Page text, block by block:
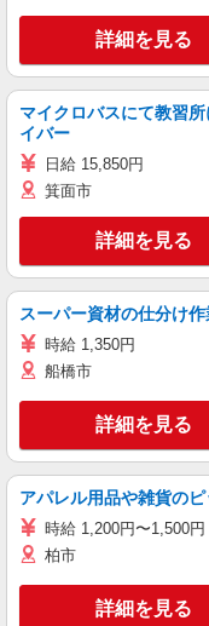
詳細を見る
マイクロバスにて教習
イバー
日給 15,850円
箕面市
詳細を見る
スーパー資材の仕分け
時給 1,350円
船橋市
詳細を見る
アパレル用品や雑貨の
時給 1,200円〜1,500円
柏市
詳細を見る